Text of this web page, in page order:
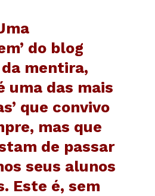
do blog
mentira,
uma das mais
que convivo
mas que
de passar
seus alunos
Este é, sem